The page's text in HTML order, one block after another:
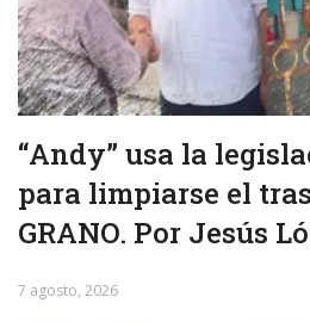
“Andy” usa la
para limpiarse el
GRANO. Por Jesús
7 agosto, 2026